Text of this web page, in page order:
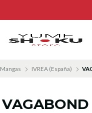
Mangas IVREA (España)
VAGABOND